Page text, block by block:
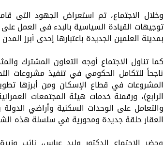
وخلال الاجتماع، تم استعراض الجهود التى
توجيهات القيادة السياسية بالبدء فى العمل
بمدينة العلمين الجديدة باعتبارها إحدى أبرز
كما تناول الاجتماع أوجه التعاون المشترك
ناجحاً للتكامل الحكومي في تنفيذ مشروعات
المشروعات في قطاع الإسكان ومن أبرزها
الرابع)، ورقمنة خدمات هيئة المجتمعات
والتعامل على الوحدات السكنية وأراضي
العقار حلقة جديدة ومحورية في سلسلة هذه